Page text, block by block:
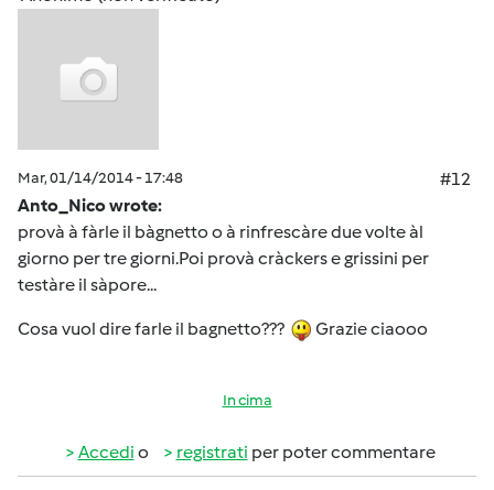
Mar, 01/14/2014 - 17:48
#12
Anto_Nico wrote:
provà à fàrle il bàgnetto o à rinfrescàre due volte àl
giorno per tre giorni.Poi provà cràckers e grissini per
testàre il sàpore...
Cosa vuol dire farle il bagnetto??? Grazie ciaooo
In cima
Accedi o registrati per poter commentare